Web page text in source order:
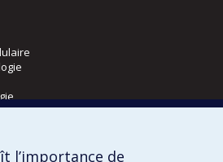
et médecine nucléaire
l’importance de